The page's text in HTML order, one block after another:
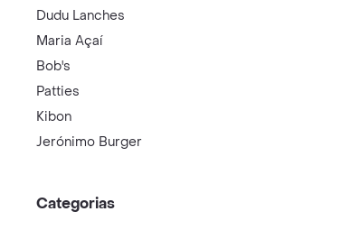
Dudu Lanches
Maria Açaí
Bob's
Patties
Kibon
Jerónimo Burger
Categorias